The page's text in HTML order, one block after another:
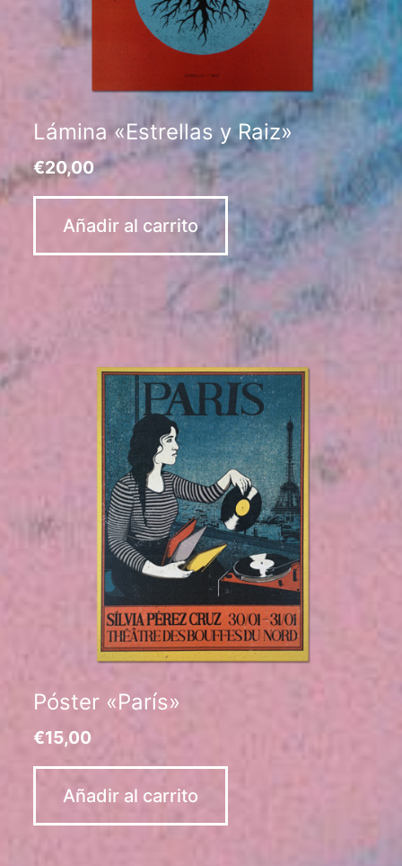
Lámina «Estrellas y Raiz»
€20,00
Añadir al carrito
Póster «París»
€15,00
Añadir al carrito